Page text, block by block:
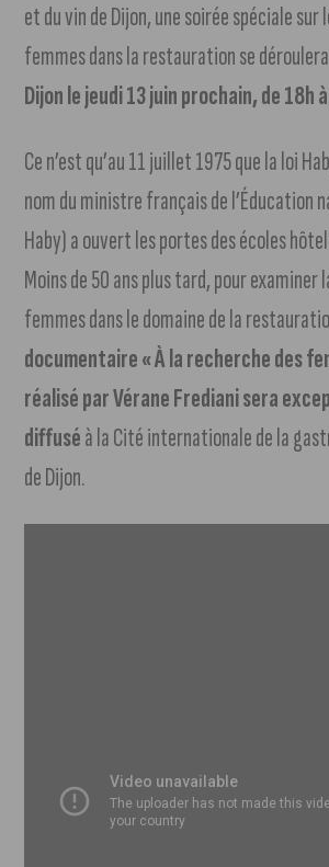
et du vin de Dijon, une soirée spéciale sur
femmes dans la restauration se déroulera
Dijon le jeudi 13 juin prochain, de 18h
Ce n’est qu’au 11 juillet 1975 que la loi
nom du ministre français de l’Éducation
Haby) a ouvert les portes des écoles
Moins de 50 ans plus tard, pour examiner
femmes dans le domaine de la
documentaire « À la recherche des
réalisé par Vérane Frediani sera
diffuséà la Cité internationale de la
de Dijon.